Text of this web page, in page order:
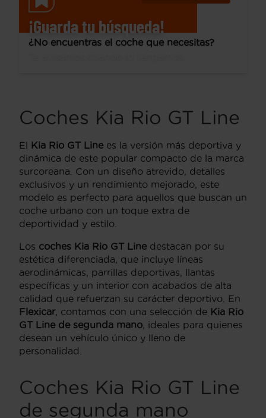
¡Guarda tu búsqueda!
¿No encuentras el coche que necesitas?
Coches Kia Rio GT Line
El Kia Rio GT Line es la versión más deportiva y
dinámica de este popular compacto de la marca
surcoreana. Con un diseño atrevido, detalles
exclusivos y un rendimiento mejorado, este
modelo es perfecto para aquellos que buscan un
coche urbano con un toque extra de
deportividad y estilo.
Los coches Kia Rio GT Line destacan por su
estética diferenciada, que incluye líneas
aerodinámicas, parrillas deportivas, llantas
específicas y un interior con acabados de alta
calidad que refuerzan su carácter deportivo. En
Flexicar, contamos con una selección de Kia Rio
GT Line de segunda mano, ideales para quienes
desean un vehículo único y lleno de
personalidad.
Coches Kia Rio GT Line
de segunda mano